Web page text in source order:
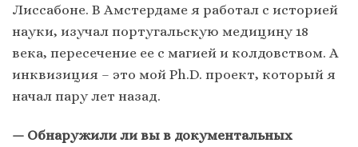
Лиссабоне. В Амстердаме я работал с историей
науки, изучал португальскую медицину 18
века, пересечение ее с магией и колдовством. А
инквизиция – это мой Ph.D. проект, который я
начал пару лет назад.
— Обнаружили ли вы в документальных